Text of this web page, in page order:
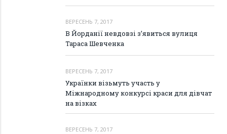
ВЕРЕСЕНЬ 7, 2017
В Йорданії невдовзі з’явиться вулиця
Тараса Шевченка
ВЕРЕСЕНЬ 7, 2017
Українки візьмуть участь у
Міжнародному конкурсі краси для дівчат
на візках
ВЕРЕСЕНЬ 7, 2017